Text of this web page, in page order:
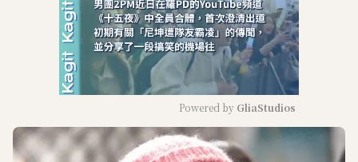
u
Powered by GliaStudios